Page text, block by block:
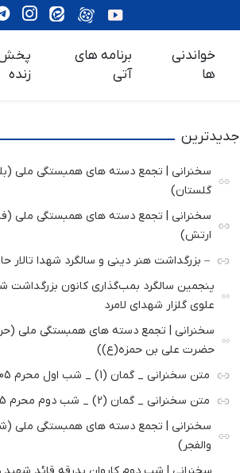
خواندنی
ها
برنامه های
آتی
زنده
جدیدترین
سخنرانی | تجمع دسته های همبستگی ملی
گلستان)
سخنرانی | تجمع دسته های همبستگی ملی
ارتش)
– بزرگداشت هنر دینی و سالگرد شهدا تالار
پنجمین سالگرد بمب‌گذاری کانون بزرگداشت
علوی گلزار شهدای لامرد
سخنرانی | تجمع دسته های همبستگی ملی
حضرت علی بن حمزه(ع))
متن سخنرانی _ گمان (1) _ شب اول محرم 1405
متن سخنرانی _ گمان (2) _ شب دوم محرم 1405
سخنرانی | تجمع دسته های همبستگی ملی
والفجر)